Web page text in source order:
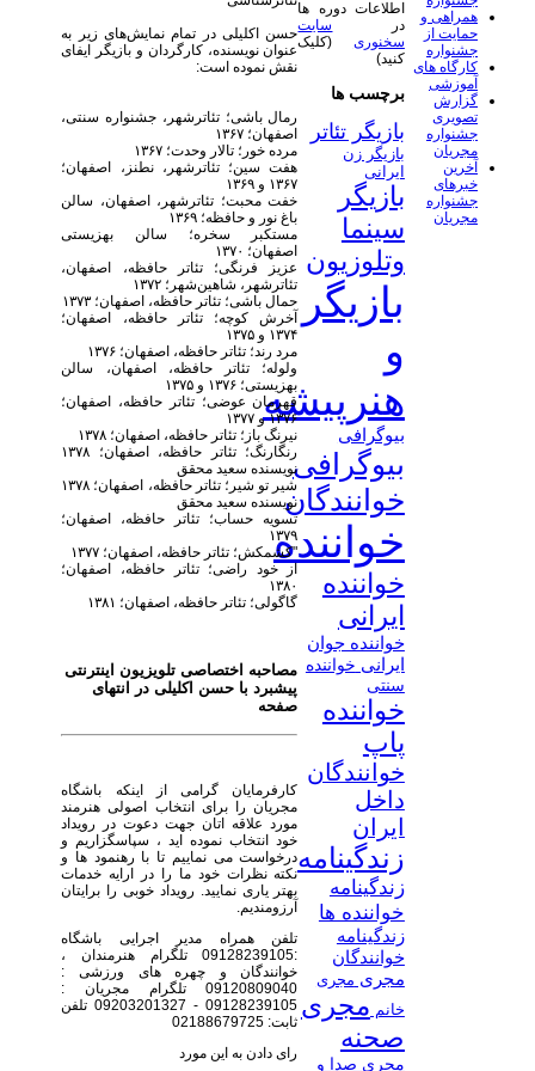
حسن اکلیلی در تمام نمایش‌های زیر به
عنوان نویسنده، کارگردان و بازیگر ایفای
نقش نموده است:
رمال باشی؛ تئاترشهر، جشنواره سنتی،
اصفهان؛ ۱۳۶۷
مرده خور؛ تالار وحدت؛ ۱۳۶۷
هفت سین؛ تئاترشهر، نطنز، اصفهان؛
۱۳۶۷ و ۱۳۶۹
خفت محبت؛ تئاترشهر، اصفهان، سالن
باغ نور و حافظه؛ ۱۳۶۹
مستکبر سخره؛ سالن بهزیستی
اصفهان؛ ۱۳۷۰
عزیز فرنگی؛ تئاتر حافظه، اصفهان،
تئاترشهر، شاهین‌شهر؛ ۱۳۷۲
حمال باشی؛ تئاتر حافظه، اصفهان؛ ۱۳۷۳
آخرش کوچه؛ تئاتر حافظه، اصفهان؛
۱۳۷۴ و ۱۳۷۵
مرد رند؛ تئاتر حافظه، اصفهان؛ ۱۳۷۶
ولوله؛ تئاتر حافظه، اصفهان، سالن
بهزیستی؛ ۱۳۷۶ و ۱۳۷۵
قهرمان عوضی؛ تئاتر حافظه، اصفهان؛
۱۳۷۶ و ۱۳۷۷
نیرنگ باز؛ تئاتر حافظه، اصفهان؛ ۱۳۷۸
رنگارنگ؛ تئاتر حافظه، اصفهان؛ ۱۳۷۸
نویسنده سعید محقق
شیر تو شیر؛ تئاتر حافظه، اصفهان؛ ۱۳۷۸
نویسنده سعید محقق
تسویه حساب؛ تئاتر حافظه، اصفهان؛
۱۳۷۹
"کشمکش؛ تئاتر حافظه، اصفهان؛ ۱۳۷۷
از خود راضی؛ تئاتر حافظه، اصفهان؛
۱۳۸۰
گاگولی؛ تئاتر حافظه، اصفهان؛ ۱۳۸۱
مصاحبه اختصاصی تلویزیون اینترنتی
پیشبرد با حسن اکلیلی در انتهای
صفحه
کارفرمایان گرامی از اینکه باشگاه
مجریان را برای انتخاب اصولی هنرمند
مورد علاقه اتان جهت دعوت در رویداد
خود انتخاب نموده اید ، سپاسگزاریم و
درخواست می نماییم تا با رهنمود ها و
نکته نظرات خود ما را در ارایه خدمات
بهتر یاری نمایید. رویداد خوبی را برایتان
آرزومندیم.
تلفن همراه مدیر اجرایی باشگاه
:09128239105 تلگرام هنرمندان ،
خوانندگان و چهره های ورزشی :
09120809040 تلگرام مجریان :
09128239105 - 09203201327 تلفن
ثابت: 02188679725
رای دادن به این مورد
اطلاعات دوره ها
در
سایت
سخنوری (کلیک
کنید)
برچسب ها
بازیگر تئاتر
بازیگر زن
ایرانی
بازیگر
سینما
وتلوزیون
بازیگر
و
هنرپیشه
بیوگرافی
بیوگرافی
خوانندگان
خواننده
خواننده
ایرانی
خواننده جوان
ایرانی خواننده
سنتی
خواننده
پاپ
خوانندگان
داخل
ایران
زندگینامه
زندگینامه
خواننده ها
زندگینامه
خوانندگان
مجری مجری
خانم مجری
صحنه
مجری صدا و
همراهی و
حمایت از
جشنواره
کارگاه های
آموزشی
گزارش
تصویری
جشنواره
مجریان
آخرین
خبرهای
جشنواره
مجریان